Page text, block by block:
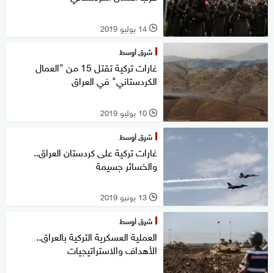
l 14 يوليو 2019
شرق أوسط
غارات تركية تقتل 15 من "العمال
الكردستاني" في العراق
l 10 يوليو 2019
شرق أوسط
غارات تركية على كردستان العراق..
والخسائر جسيمة
l 13 يونيو 2019
شرق أوسط
العملية العسكرية التركية بالعراق..
الأهداف والاستراتيجيات